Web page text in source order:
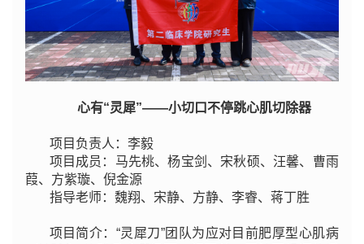
心有“灵犀”——小切口不停跳心肌切除器
项目负责人：李毅
项目成员：马先桃、杨宝剑、宋秋硕、汪馨、曹雨
葭、方紫璇、倪金源
指导老师：魏翔、宋静、方静、李睿、蒋丁胜
项目简介：“灵犀刀”团队为应对目前肥厚型心肌病